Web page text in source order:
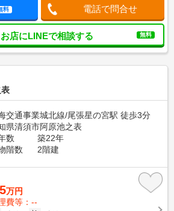
料 電話で問合せ
お店にLINEで相談する 無料
交通事業城北線/尾張星の宮駅 徒歩3分
県清須市阿原池之表
数
築22年
階数
2階建
万円
費等：--